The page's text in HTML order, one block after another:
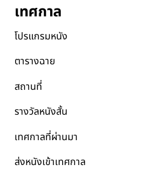
เทศกาล
โปรแกรมหนัง
ตารางฉาย
สถานที่
รางวัลหนังสั้น
เทศกาลที่ผ่านมา
ส่งหนังเข้าเทศกาล